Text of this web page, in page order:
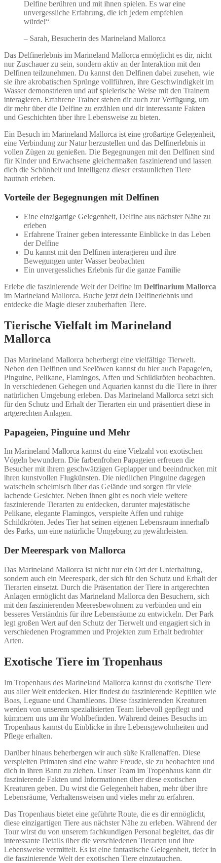
Delfine berühren und mit ihnen spielen. Es war eine
unvergessliche Erfahrung, die ich jedem empfehlen
würde!“
– Sarah, Besucherin des Marineland Mallorca
Das Delfinerlebnis im Marineland Mallorca ermöglicht es dir, nicht
nur Zuschauer zu sein, sondern aktiv an der Interaktion mit den
Delfinen teilzunehmen. Du kannst den Delfinen dabei zusehen, wie
sie ihre akrobatischen Sprünge vollführen, ihre Geschwindigkeit im
Wasser demonstrieren und auf spielerische Weise mit den Trainern
interagieren. Erfahrene Trainer stehen dir auch zur Verfügung, um
dir mehr über die Delfine zu erzählen und dir interessante Fakten
und Geschichten über ihre Lebensweise zu bieten.
Ein Besuch im Marineland Mallorca ist eine großartige Gelegenheit,
eine Verbindung zur Natur herzustellen und das Delfinerlebnis in
vollen Zügen zu genießen. Die Begegnungen mit den Delfinen sind
für Kinder und Erwachsene gleichermaßen faszinierend und lassen
dich die Schönheit und Intelligenz dieser erstaunlichen Tiere
hautnah erleben.
Vorteile der Begegnungen mit Delfinen
Eine einzigartige Gelegenheit, Delfine aus nächster Nähe zu
erleben
Erfahrene Trainer geben interessante Einblicke in das Leben
der Delfine
Du kannst mit den Delfinen interagieren und ihre
Bewegungen unter Wasser beobachten
Ein unvergessliches Erlebnis für die ganze Familie
Erlebe die faszinierende Welt der Delfine im Delfinarium Mallorca
im Marineland Mallorca. Buche jetzt dein Delfinerlebnis und
entdecke die Magie dieser zauberhaften Tiere.
Tierische Vielfalt im Marineland
Mallorca
Das Marineland Mallorca beherbergt eine vielfältige Tierwelt.
Neben den Delfinen und Seelöwen kannst du hier auch Papageien,
Pinguine, Pelikane, Flamingos, Affen und Schildkröten beobachten.
In verschiedenen Gehegen und Aquarien kannst du die Tiere in ihrer
natürlichen Umgebung erleben. Das Marineland Mallorca setzt sich
für den Schutz und Erhalt der Tierarten ein und präsentiert diese in
artgerechten Anlagen.
Papageien, Pinguine und Mehr
Im Marineland Mallorca kannst du eine Vielzahl von exotischen
Vögeln bewundern. Die farbenfrohen Papageien erfreuen die
Besucher mit ihrem geschwätzigen Geplapper und beeindrucken mit
ihren kunstvollen Flugkünsten. Die niedlichen Pinguine dagegen
watscheln schelmisch über das Gelände und sorgen für viele
lachende Gesichter. Neben ihnen gibt es noch viele weitere
faszinierende Tierarten zu entdecken, darunter majestätische
Pelikane, elegante Flamingos, verspielte Affen und ruhige
Schildkröten. Jedes Tier hat seinen eigenen Lebensraum innerhalb
des Parks, um eine natürliche Umgebung zu gewährleisten.
Der Meerespark von Mallorca
Das Marineland Mallorca ist nicht nur ein Ort der Unterhaltung,
sondern auch ein Meerespark, der sich für den Schutz und Erhalt der
Tierarten einsetzt. Durch die Präsentation der Tiere in artgerechten
Anlagen ermöglicht das Marineland Mallorca den Besuchern, sich
mit den faszinierenden Meeresbewohnern zu verbinden und ein
besseres Verständnis für ihre Lebensräume zu entwickeln. Der Park
legt großen Wert auf den Schutz der Tierwelt und engagiert sich in
verschiedenen Programmen und Projekten zum Erhalt bedrohter
Arten.
Exotische Tiere im Tropenhaus
Im Tropenhaus des Marineland Mallorca kannst du exotische Tiere
aus aller Welt entdecken. Hier findest du faszinierende Reptilien wie
Boas, Leguane und Chamäleons. Diese faszinierenden Kreaturen
werden von unserem spezialisierten Team liebevoll gepflegt und
kümmern uns um ihr Wohlbefinden. Während deines Besuchs im
Tropenhaus kannst du Einblicke in ihre Lebensgewohnheiten und
Pflege erhalten.
Darüber hinaus beherbergen wir auch süße Krallenaffen. Diese
verspielten Primaten sind eine wahre Freude, sie zu beobachten und
dich in ihren Bann zu ziehen. Unser Team im Tropenhaus kann dir
faszinierende Fakten und Informationen über diese exotischen
Kreaturen geben. Du wirst die Gelegenheit haben, mehr über ihre
Lebensräume, Verhaltensweisen und vieles mehr zu erfahren.
Das Tropenhaus bietet eine geführte Route, die es dir ermöglicht,
diese einzigartigen Tiere aus nächster Nähe zu erleben. Während der
Tour wirst du von unserem fachkundigen Personal begleitet, das dir
interessante Details über die verschiedenen Tierarten und ihre
Lebensweise vermittelt. Es ist eine fantastische Gelegenheit, tiefer in
die faszinierende Welt der exotischen Tiere einzutauchen.